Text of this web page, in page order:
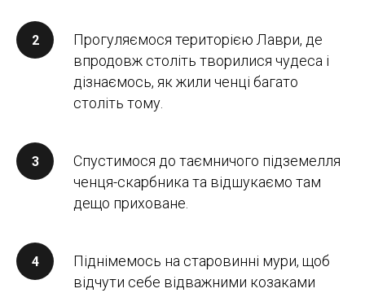
Прогуляємося територією Лаври, де
впродовж століть творилися чудеса і
дізнаємось, як жили ченці багато
століть тому.
Спустимося до таємничого підземелля
ченця-скарбника та відшукаємо там
дещо приховане.
Піднімемось на старовинні мури, щоб
відчути себе відважними козаками